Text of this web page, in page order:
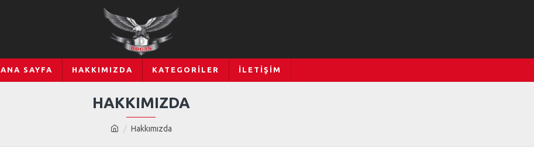
ANA SAYFA HAKKIMIZDA KATEGORILER İLETİŞİM
Hakkımızda
HAKKIMIZDA